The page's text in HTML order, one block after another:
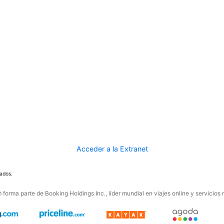
Acceder a la Extranet
forma parte de Booking Holdings Inc., líder mundial en viajes online y servicios